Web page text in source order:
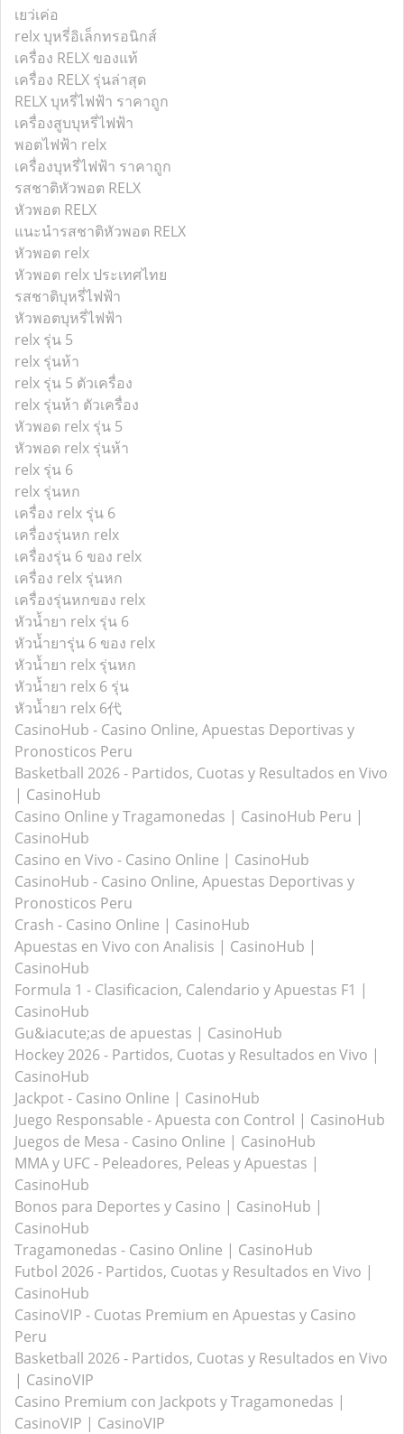
เยว่เค่อ
relx บุหรี่อิเล็กทรอนิกส์
เครื่อง RELX ของแท้
เครื่อง RELX รุ่นล่าสุด
RELX บุหรี่ไฟฟ้า ราคาถูก
เครื่องสูบบุหรี่ไฟฟ้า
พอตไฟฟ้า relx
เครื่องบุหรี่ไฟฟ้า ราคาถูก
รสชาติหัวพอต RELX
หัวพอต RELX
แนะนำรสชาติหัวพอต RELX
หัวพอต relx
หัวพอต relx ประเทศไทย
รสชาติบุหรี่ไฟฟ้า
หัวพอตบุหรี่ไฟฟ้า
relx รุ่น 5
relx รุ่นห้า
relx รุ่น 5 ตัวเครื่อง
relx รุ่นห้า ตัวเครื่อง
หัวพอด relx รุ่น 5
หัวพอด relx รุ่นห้า
relx รุ่น 6
relx รุ่นหก
เครื่อง relx รุ่น 6
เครื่องรุ่นหก relx
เครื่องรุ่น 6 ของ relx
เครื่อง relx รุ่นหก
เครื่องรุ่นหกของ relx
หัวน้ำยา relx รุ่น 6
หัวน้ำยารุ่น 6 ของ relx
หัวน้ำยา relx รุ่นหก
หัวน้ำยา relx 6 รุ่น
หัวน้ำยา relx 6代
CasinoHub - Casino Online, Apuestas Deportivas y
Pronosticos Peru
Basketball 2026 - Partidos, Cuotas y Resultados en Vivo
| CasinoHub
Casino Online y Tragamonedas | CasinoHub Peru |
CasinoHub
Casino en Vivo - Casino Online | CasinoHub
CasinoHub - Casino Online, Apuestas Deportivas y
Pronosticos Peru
Crash - Casino Online | CasinoHub
Apuestas en Vivo con Analisis | CasinoHub |
CasinoHub
Formula 1 - Clasificacion, Calendario y Apuestas F1 |
CasinoHub
Gu&iacute;as de apuestas | CasinoHub
Hockey 2026 - Partidos, Cuotas y Resultados en Vivo |
CasinoHub
Jackpot - Casino Online | CasinoHub
Juego Responsable - Apuesta con Control | CasinoHub
Juegos de Mesa - Casino Online | CasinoHub
MMA y UFC - Peleadores, Peleas y Apuestas |
CasinoHub
Bonos para Deportes y Casino | CasinoHub |
CasinoHub
Tragamonedas - Casino Online | CasinoHub
Futbol 2026 - Partidos, Cuotas y Resultados en Vivo |
CasinoHub
CasinoVIP - Cuotas Premium en Apuestas y Casino
Peru
Basketball 2026 - Partidos, Cuotas y Resultados en Vivo
| CasinoVIP
Casino Premium con Jackpots y Tragamonedas |
CasinoVIP | CasinoVIP